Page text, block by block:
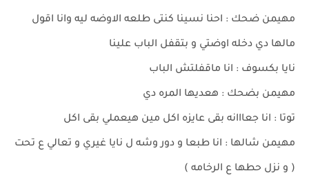
مهيمن ضحك : احنا نسينا كنتى طلعه الاوضه ليه وانا اقول
مالها دي دخله اوضتي و بتقفل الباب علينا
نايا بكسوف : انا ماقفلتش الباب
مهيمن بضحك : هعديها المره دي
توتا : انا جعااانه بقى عايزه اكل مين هيعملي بقى اكل
مهيمن شالها : انا طبعا و دور وشه ل نايا غيري و تعالي ع تحت
( و نزل حطها ع الرخامه )